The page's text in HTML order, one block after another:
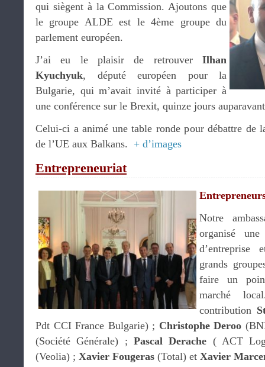
qui siègent à la Commission. Ajoutons que
le groupe ALDE est le 4ème groupe du
parlement européen.
J’ai eu le plaisir de retrouver Ilhan
Kyuchyuk, député européen pour la
Bulgarie, qui m’avait invité à participer à
une conférence sur le Brexit, quinze jours
Celui-ci a animé une table ronde pour débattre de
de l’UE aux Balkans. + d’images
Entrepreneuriat
Notre
organisé
grands
faire un
marché
contribution
Pdt CCI France Bulgarie) ; Christophe Deroo
(Société Générale) ; Pascal Derache ( ACT
(Veolia) ; Xavier Fougeras (Total) et Xavier